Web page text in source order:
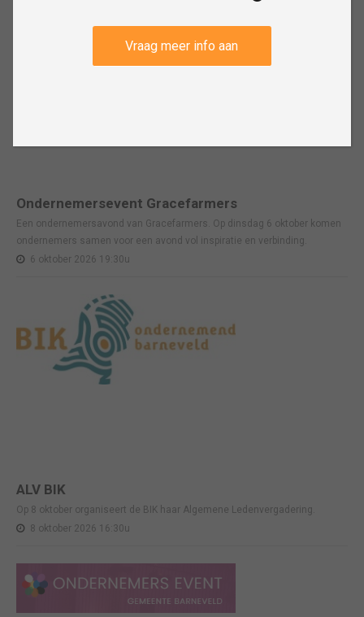
Ondernemersevent Gracefarmers
Een ondernemersavond van Gracefarmers. Op dinsdag 6 oktober komen
ondernemers samen voor een avond vol inspiratie en verbinding.
6 oktober 2026 19:30u
ALV BIK
Op 8 oktober organiseert de BIK haar Algemene Ledenvergadering.
8 oktober 2026 16:30u
Vraag meer info aan